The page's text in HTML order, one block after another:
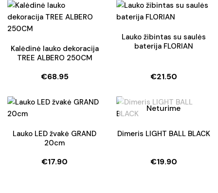
Kalėdinė lauko dekoracija
TREE ALBERO 250CM
€68.95
Lauko žibintas su saulės
baterija FLORIAN
€21.50
Lauko LED žvakė GRAND
20cm
€17.90
Neturime
Dimeris LIGHT BALL BLACK
€19.90